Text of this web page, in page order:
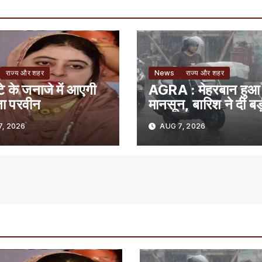
राज्य और शहर
के जनाजे में आएगी
परवीन
2026
News राज्य और शहर
AGRA : मेहरबान हुआ
मानसून, बारिश ने दी
राहत
AUG 7, 2026